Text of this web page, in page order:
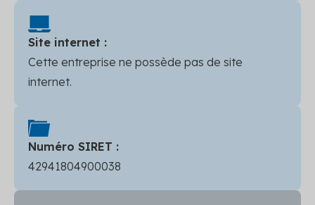
Site internet :
Cette entreprise ne possède pas de site
internet.
Numéro SIRET :
42941804900038